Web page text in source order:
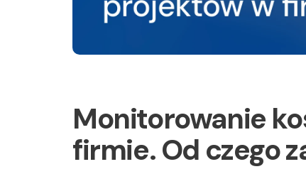
Monitorowanie
firmie. Od czego